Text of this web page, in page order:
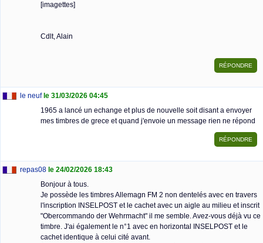
[imagettes]
Cdlt, Alain
le neufle 31/03/2026 04:45
1965 a lancé un echange et plus de nouvelle soit disant a envoyer
mes timbres de grece et quand j'envoie un message rien ne répond
repas08 le 24/02/2026 18:43
Bonjour à tous.
Je possède les timbres Allemagn FM 2 non dentelés avec en travers
l'inscription INSELPOST et le cachet avec un aigle au milieu et inscrit
"Obercommando der Wehrmacht" il me semble. Avez-vous déjà vu ce
timbre. J'ai également le n°1 avec en horizontal INSELPOST et le
cachet identique à celui cité avant.